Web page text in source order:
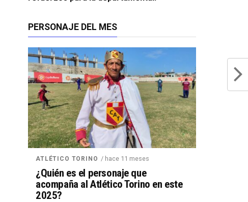
PERSONAJE DEL MES
ATLÉTICO TORINO / hace 11 meses
¿Quién es el personaje que
acompaña al Atlético Torino en este
2025?